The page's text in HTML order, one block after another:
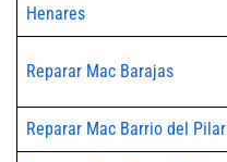
Henares
Reparar Mac Barajas
Reparar Mac Barrio del Pilar